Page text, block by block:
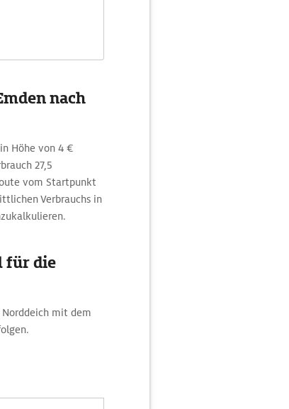
nach
Höhe von 4 €
27,5
vom Startpunkt
Verbrauchs in
für die
mit dem